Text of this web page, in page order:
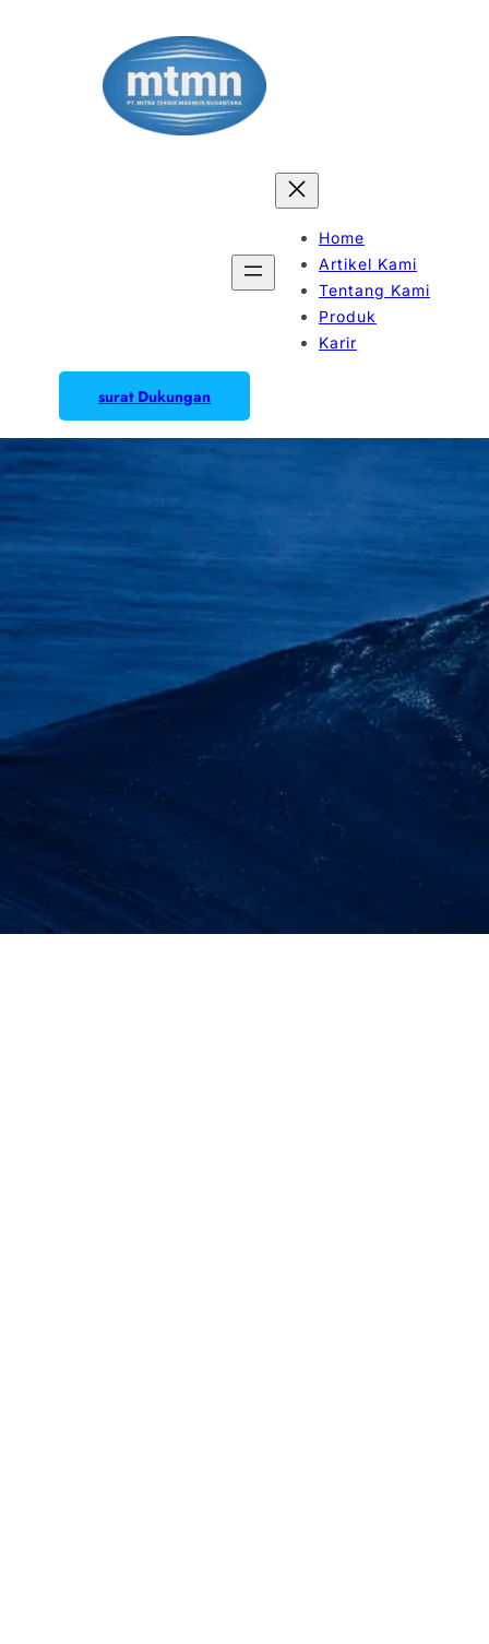
Home
Artikel Kami
Tentang Kami
Produk
Karir
surat Dukungan